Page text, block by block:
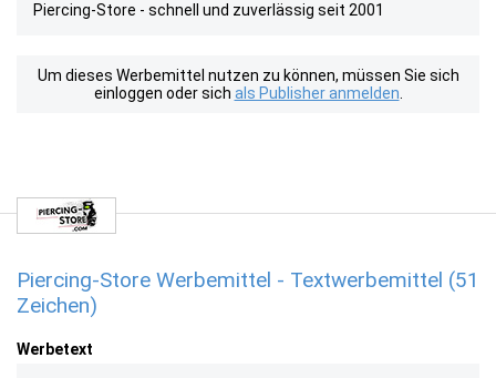
Piercing-Store - schnell und zuverlässig seit 2001
Um dieses Werbemittel nutzen zu können, müssen Sie sich
einloggen oder sich als Publisher anmelden
Piercing-Store Werbemittel - Textwerbemittel (51
Zeichen)
Werbetext